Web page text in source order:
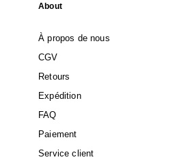
About
À propos de nous
CGV
Retours
Expédition
FAQ
Paiement
Service client